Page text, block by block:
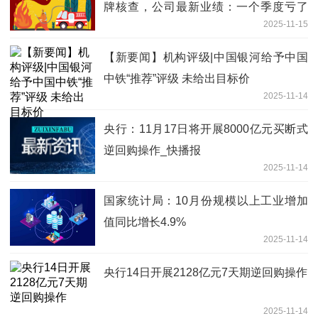
牌核查，公司最新业绩：一个季度亏了
2025-11-15
【新要闻】机构评级|中国银河给予中国
中铁“推荐”评级 未给出目标价
2025-11-14
央行：11月17日将开展8000亿元买断式
逆回购操作_快播报
2025-11-14
国家统计局：10月份规模以上工业增加
值同比增长4.9%
2025-11-14
央行14日开展2128亿元7天期逆回购操作
2025-11-14